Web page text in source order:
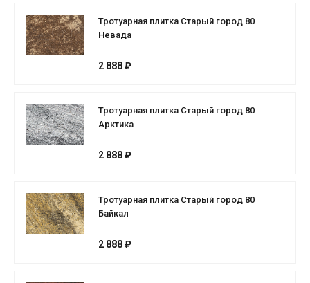
Тротуарная плитка Старый город 80
Невада
2 888 ₽
Тротуарная плитка Старый город 80
Арктика
2 888 ₽
Тротуарная плитка Старый город 80
Байкал
2 888 ₽